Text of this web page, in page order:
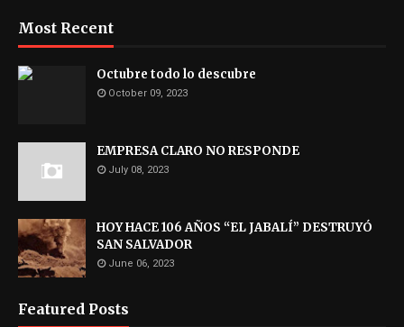
Most Recent
Octubre todo lo descubre
October 09, 2023
EMPRESA CLARO NO RESPONDE
July 08, 2023
HOY HACE 106 AÑOS “EL JABALÍ” DESTRUYÓ
SAN SALVADOR
June 06, 2023
Featured Posts